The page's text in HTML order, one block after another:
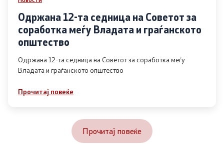
Одржана 12-та седница на Советот за
соработка меѓу Владата и граѓанското
општество
Одржана 12-та седница на Советот за соработка меѓу
Владата и граѓанското општество
Прочитај повеќе
Прочитај повеќе